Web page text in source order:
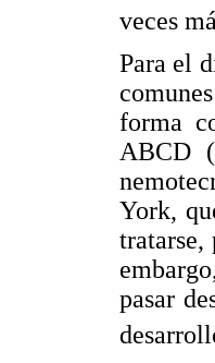
veces
Para el
forma
ABCD
York,
pasar